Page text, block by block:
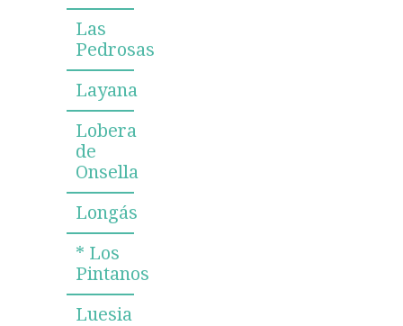
Las
Pedrosas
Layana
Lobera
de
Onsella
Longás
* Los
Pintanos
Luesia